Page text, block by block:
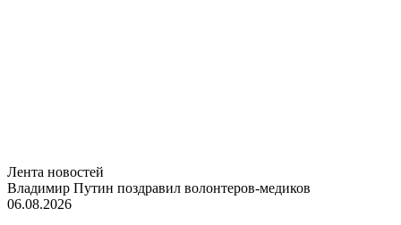
Лента новостей
Владимир Путин поздравил волонтеров-медиков
06.08.2026